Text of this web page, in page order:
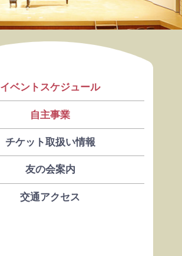
イベントスケジュール
自主事業
チケット取扱い情報
友の会案内
交通アクセス